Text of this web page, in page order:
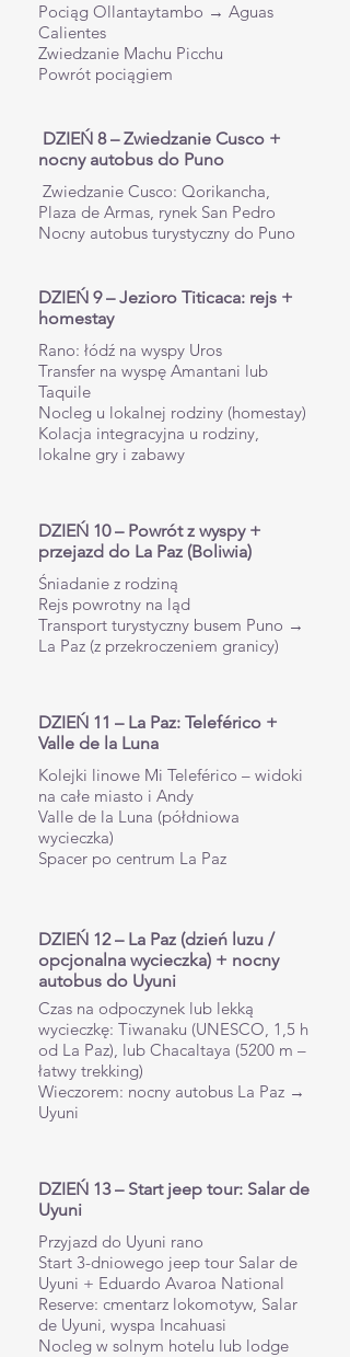
Pociąg Ollantaytambo → Aguas
Calientes
Zwiedzanie Machu Picchu
Powrót pociągiem
DZIEŃ 8 – Zwiedzanie Cusco +
nocny autobus do Puno
Zwiedzanie Cusco: Qorikancha,
Plaza de Armas, rynek San Pedro
Nocny autobus turystyczny do Puno
DZIEŃ 9 – Jezioro Titicaca: rejs +
homestay
Rano: łódź na wyspy Uros
Transfer na wyspę Amantani lub
Taquile
Nocleg u lokalnej rodziny (homestay)
Kolacja integracyjna u rodziny,
lokalne gry i zabawy
DZIEŃ 10 – Powrót z wyspy +
przejazd do La Paz (Boliwia)
Śniadanie z rodziną
Rejs powrotny na ląd
Transport turystyczny busem Puno →
La Paz (z przekroczeniem granicy)
DZIEŃ 11 – La Paz: Teleférico +
Valle de la Luna
Kolejki linowe Mi Teleférico – widoki
na całe miasto i Andy
Valle de la Luna (półdniowa
wycieczka)
Spacer po centrum La Paz
DZIEŃ 12 – La Paz (dzień luzu /
opcjonalna wycieczka) + nocny
autobus do Uyuni
Czas na odpoczynek lub lekką
wycieczkę: Tiwanaku (UNESCO, 1,5 h
od La Paz), lub Chacaltaya (5200 m –
łatwy trekking)
Wieczorem: nocny autobus La Paz →
Uyuni
DZIEŃ 13 – Start jeep tour: Salar de
Uyuni
Przyjazd do Uyuni rano
Start 3-dniowego jeep tour Salar de
Uyuni + Eduardo Avaroa National
Reserve: cmentarz lokomotyw, Salar
de Uyuni, wyspa Incahuasi
Nocleg w solnym hotelu lub lodge